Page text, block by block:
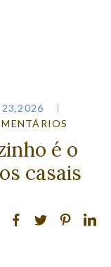
23,2026
é o
casais